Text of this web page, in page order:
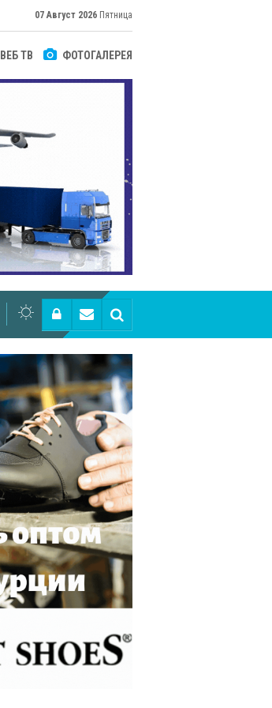
07 Август 2026 Пятница
ВЕБ ТВ ФОТОГАЛЕРЕЯ
покоряет мировые рынки